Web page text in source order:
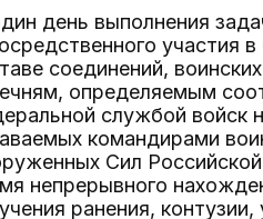
день выполнения
участия
соединений,
определяемым
службой войск
командирами
Сил
непрерывного
ранения,